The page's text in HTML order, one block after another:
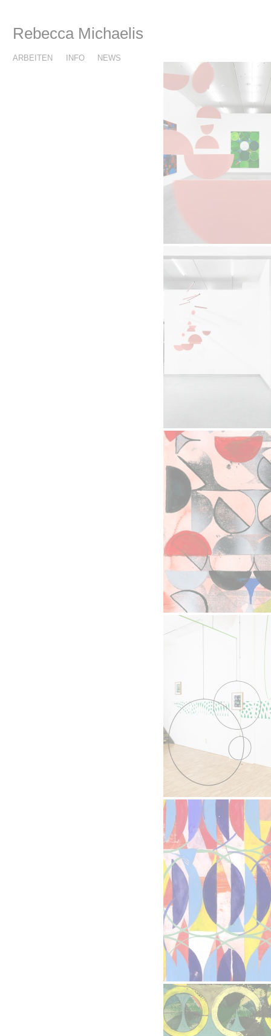
Rebecca Michaelis
ARBEITEN INFO NEWS